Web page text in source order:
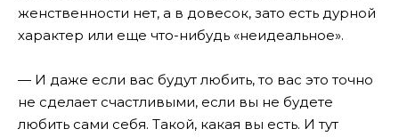
женственности нет, а в довесок, зато есть дурной
характер или еще что-нибудь «неидеальное».
— И даже если вас будут любить, то вас это точно
не сделает счастливыми, если вы не будете
любить сами себя. Такой, какая вы есть. И тут